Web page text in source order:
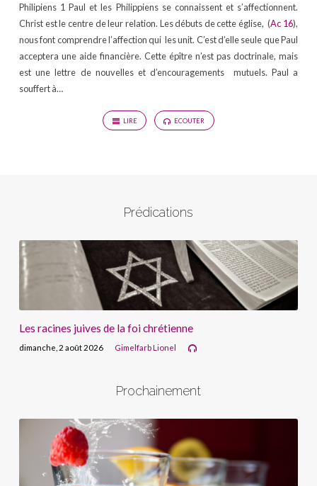
Philipiens 1 Paul et les Philippiens se connaissent et s’affectionnent.
Christ est le centre de leur relation. Les débuts de cette église, (Ac 16),
nous font comprendre l’affection qui les unit. C’est d’elle seule que Paul
acceptera une aide financière. Cette épître n’est pas doctrinale, mais
est une lettre de nouvelles et d’encouragements mutuels. Paul a
souffert à…
LIRE ECOUTER
Prédications
Les racines juives de la foi chrétienne
dimanche, 2 août 2026 Gimelfarb Lionel
Prochainement